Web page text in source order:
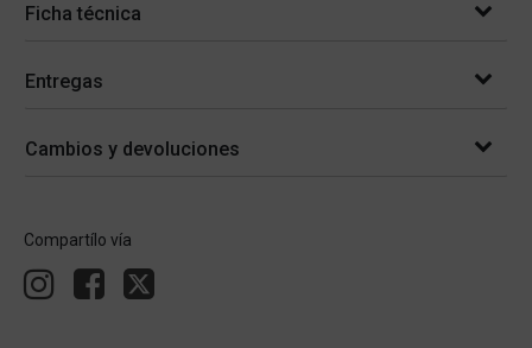
Ficha técnica
Entregas
Cambios y devoluciones
Compartílo vía